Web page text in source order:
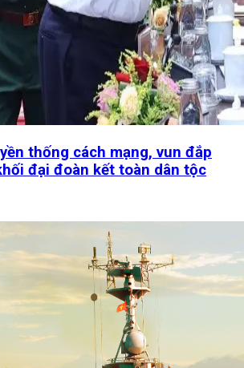
thống cách mạng, vun đắp
đại đoàn kết toàn dân tộc